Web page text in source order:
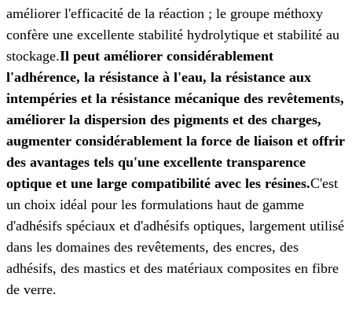
améliorer l'efficacité de la réaction ; le groupe méthoxy
confère une excellente stabilité hydrolytique et stabilité au
stockage.Il peut améliorer considérablement
l'adhérence, la résistance à l'eau, la résistance aux
intempéries et la résistance mécanique des revêtements,
améliorer la dispersion des pigments et des charges,
augmenter considérablement la force de liaison et offrir
des avantages tels qu'une excellente transparence
optique et une large compatibilité avec les résines.C'est
un choix idéal pour les formulations haut de gamme
d'adhésifs spéciaux et d'adhésifs optiques, largement utilisé
dans les domaines des revêtements, des encres, des
adhésifs, des mastics et des matériaux composites en fibre
de verre.